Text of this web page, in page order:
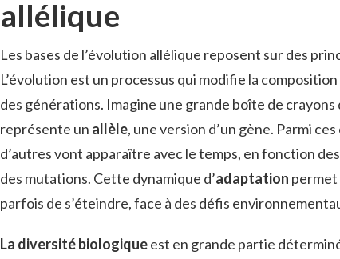
allélique
Les bases de l’évolution allélique reposent sur des
L’évolution est un processus qui modifie la
des générations. Imagine une grande boîte de
représente un allèle, une version d’un gène. Parmi
d’autres vont apparaître avec le temps, en fonction
des mutations. Cette dynamique d’adaptation permet
parfois de s’éteindre, face à des défis
La diversité biologiqueest en grande partie